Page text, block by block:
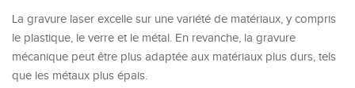
La gravure laser excelle sur une variété de matériaux, y compris
le plastique, le verre et le métal. En revanche, la gravure
mécanique peut être plus adaptée aux matériaux plus durs, tels
que les métaux plus épais.